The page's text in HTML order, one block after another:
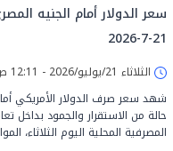
سعر الدولار أمام الجنيه
21-7-2026
الثلاثاء 21/يوليو/2026 - 12:11 ص
شهد سعر صرف الدولار الأمريكي
حالة من الاستقرار والجمود بداخل
المصرفية المحلية اليوم الثلاثاء، الموافق 21